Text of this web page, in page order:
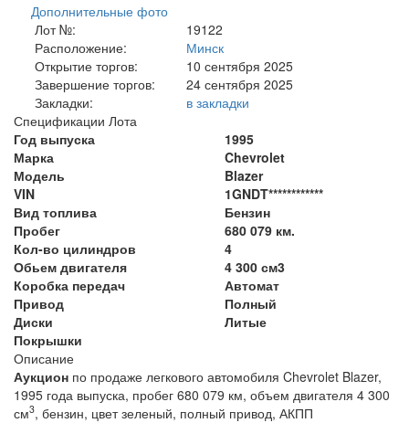
Дополнительные фото
Лот №:
19122
Расположение:
Минск
Открытие торгов:
10 сентября 2025
Завершение торгов:
24 сентября 2025
Закладки:
в закладки
Спецификации Лота
Год выпуска
1995
Марка
Chevrolet
Модель
Blazer
VIN
1GNDT************
Вид топлива
Бензин
Пробег
680 079 км.
Кол-во цилиндров
4
Обьем двигателя
4 300 см3
Коробка передач
Автомат
Привод
Полный
Диски
Литые
Покрышки
Описание
Аукцион по продаже легкового автомобиля Chevrolet Blazer,
1995 года выпуска, пробег 680 079 км, объем двигателя 4 300
см3, бензин, цвет зеленый, полный привод, АКПП